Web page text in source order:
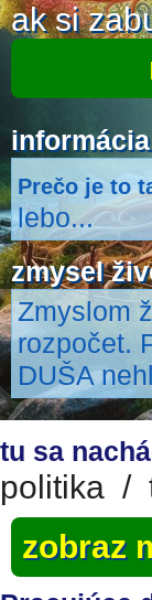
ak si
Prečo je to
lebo...
zmysel
Zmyslom
rozpočet.
DUŠA
tu sa
politika /
zobraz